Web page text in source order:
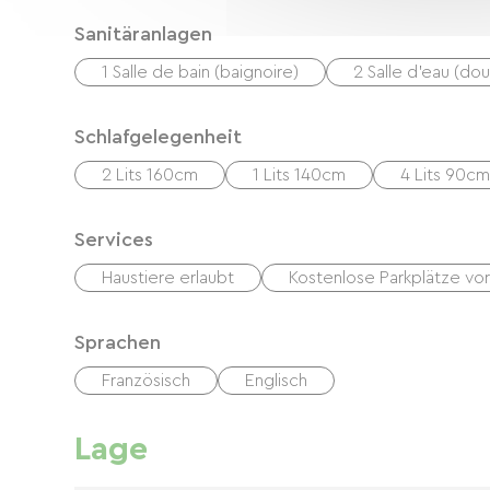
Sanitäranlagen
1 Salle de bain (baignoire) 2 Salle d'eau
Schlafgelegenheit
2 Lits 160cm 1 Lits 140cm 4 Lits 90cm
Services
Haustiere erlaubt Kostenlose Parkplätze
Sprachen
Französisch Englisch
Lage